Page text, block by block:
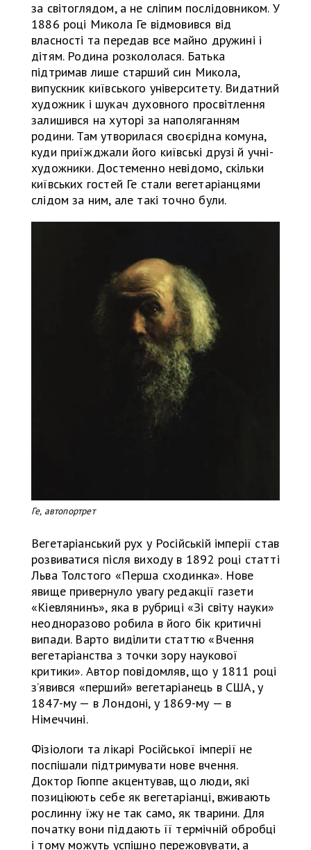
за світоглядом, а не сліпим послідовником. У
1886 році Микола Ге відмовився від
власності та передав все майно дружині і
дітям. Родина розкололася. Батька
підтримав лише старший син Микола,
випускник київського університету. Видатний
художник і шукач духовного просвітлення
залишився на хуторі за наполяганням
родини. Там утворилася своєрідна комуна,
куди приїжджали його київські друзі й учні-
художники. Достеменно невідомо, скільки
київських гостей Ге стали вегетаріанцями
слідом за ним, але такі точно були.
Ге, автопортрет
Вегетаріанський рух у Російській імперії став
розвиватися після виходу в 1892 році статті
Льва Толстого «Перша сходинка». Нове
явище привернуло увагу редакції газети
«Кіевлянинъ», яка в рубриці «Зі світу науки»
неодноразово робила в його бік критичні
випади. Варто виділити статтю «Вчення
вегетаріанства з точки зору наукової
критики». Автор повідомляв, що у 1811 році
з’явився «перший» вегетаріанець в США, у
1847-му — в Лондоні, у 1869-му — в
Німеччині.
Фізіологи та лікарі Російської імперії не
поспішали підтримувати нове вчення.
Доктор Гюппе акцентував, що люди, які
позиціюють себе як вегетаріанці, вживають
рослинну їжу не так само, як тварини. Для
початку вони піддають її термічній обробці
і тому можуть успішно пережовувати, а